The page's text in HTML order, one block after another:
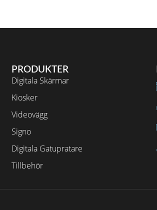
PRODUKTER
Digitala Skärmar
Kiosker
Videovägg
Signo
Digitala Gatupratare
Tillbehör